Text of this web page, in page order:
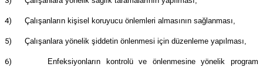
4) Çalışanların kişisel koruyucu önlemleri almasının sağlanması,
5) Çalışanlara yönelik şiddetin önlenmesi için düzenleme yapılması,
6)
Enfeksiyonların kontrolü ve önlenmesine yönelik program